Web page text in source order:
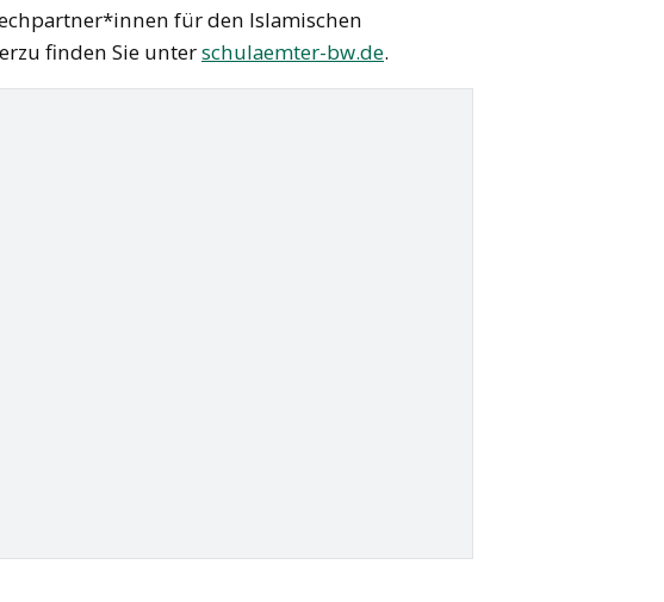
für den Islamischen
finden Sie unterschulaemter-bw.de.